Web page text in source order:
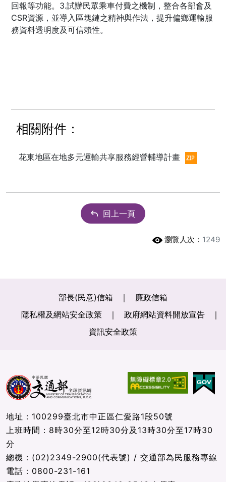
回報等功能。3.試辦民眾乘車付費之機制，整合各部會及
CSR資源，並導入區塊鏈之精神與作法，提升偏鄉運輸服
務資料透明度及可信賴性。
相關附件：
花東地區在地多元運輸共享服務經營輔導計畫
回上一頁
瀏覽人次： 1249
部長(民意)信箱
廉政信箱
隱私權及網站安全政策
政府網站資料開放宣告
資訊安全政策
地址：100299臺北市中正區仁愛路1段50號
上班時間：8時30分至12時30分及13時30分至17時30
分
總機：(02)2349-2900(代表號) / 交通部為民服務專線
電話：0800-231-161